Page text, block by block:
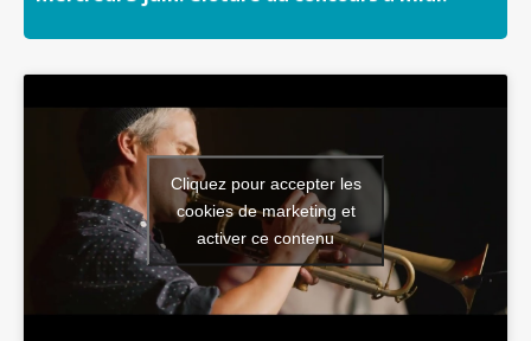
Cliquez pour accepter les
cookies de marketing et
activer ce contenu